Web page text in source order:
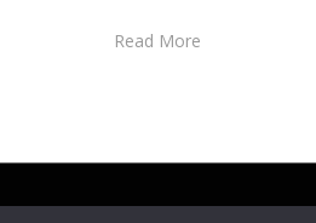
Read More